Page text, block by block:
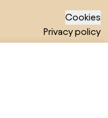
Cookies
Privacy policy
Gebruiksvoorwaarden